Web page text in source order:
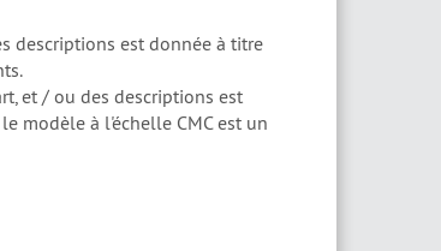
descriptions est donnée à titre
et / ou des descriptions est
modèle à l'échelle CMC est un